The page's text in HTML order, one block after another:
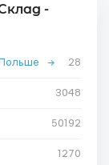
-
→ 28
3048
50192
1270